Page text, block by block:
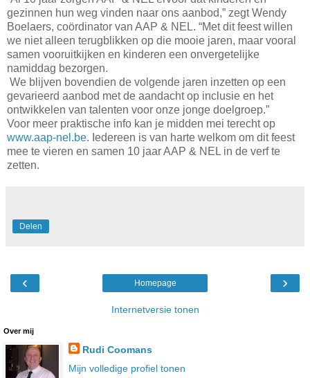
gezinnen hun weg vinden naar ons aanbod,” zegt Wendy
Boelaers, coördinator van AAP & NEL. “Met dit feest willen
we niet alleen terugblikken op die mooie jaren, maar vooral
samen vooruitkijken en kinderen een onvergetelijke
namiddag bezorgen.
We blijven bovendien de volgende jaren inzetten op een
gevarieerd aanbod met de aandacht op inclusie en het
ontwikkelen van talenten voor onze jonge doelgroep.”
Voor meer praktische info kan je midden mei terecht op
www.aap-nel.be. Iedereen is van harte welkom om dit feest
mee te vieren en samen 10 jaar AAP & NEL in de verf te
zetten.
Delen
‹ ›
Homepage
Internetversie tonen
Over mij
Rudi Coomans
Mijn volledige profiel tonen